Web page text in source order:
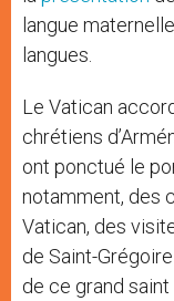
langue
langues.
Le Vatican
chrétiens
ont ponctué le
notamment, des
Vatican, des
de Saint-Grégoire
de ce grand saint